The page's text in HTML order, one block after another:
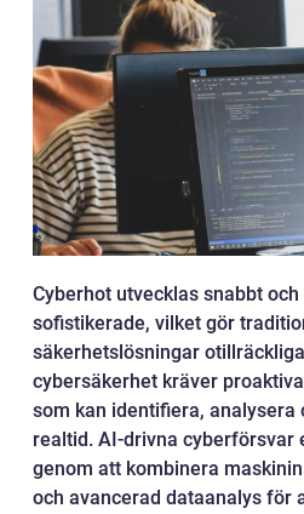
Cyberhot utvecklas snabbt
sofistikerade, vilket gör
säkerhetslösningar
cybersäkerhet kräver
som kan identifiera, analysera
realtid. AI-drivna cyberförsvar
genom att kombinera
och avancerad dataanalys för